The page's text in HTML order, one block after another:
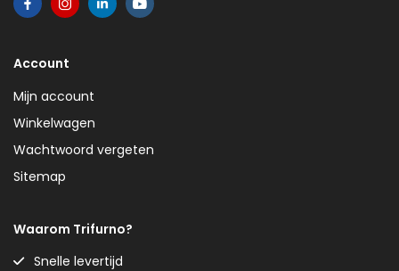
Account
Mijn account
Winkelwagen
Wachtwoord vergeten
Sitemap
Waarom Trifurno?
Snelle levertijd